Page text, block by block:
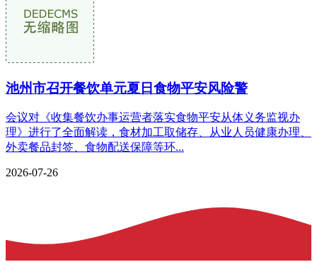
池州市召开餐饮单元夏日食物平安风险警
会议对《收集餐饮办事运营者落实食物平安从体义务监视办
理》进行了全面解读，食材加工取储存、从业人员健康办理、
外卖餐品封签、食物配送保障等环...
2026-07-26